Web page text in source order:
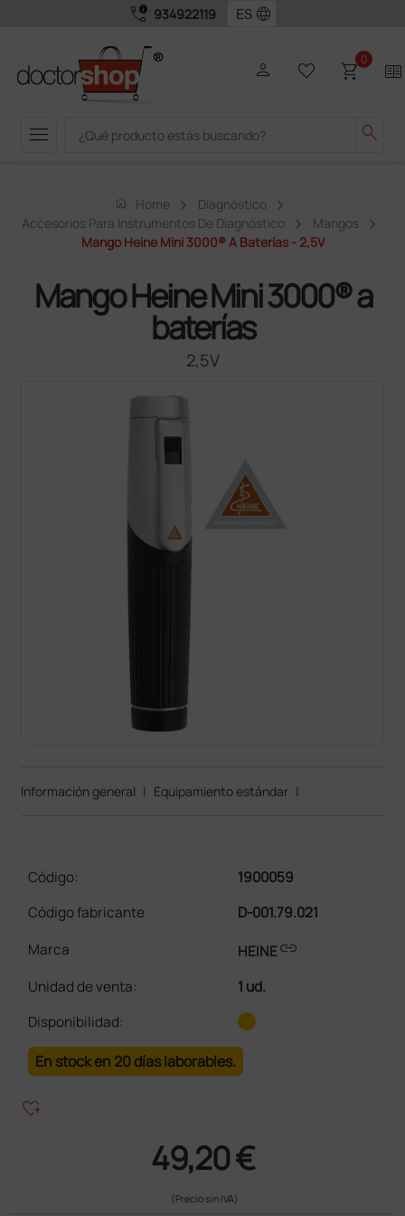
call_quality 934922119 language
menu search
person favorite_border shopping_cart0 two_pager
home Home
Diagnóstico
Accesorios Para Instrumentos De Diagnóstico
Mangos
Mango Heine Mini 3000® A Baterías - 2,5V
Mango Heine Mini 3000® a
baterías
2,5V
Información general | Equipamiento estándar |
Código:
1900059
Código fabricante
D-001.79.021
Marca
HEINElink
Unidad de venta:
1 ud.
Disponibilidad:
En stock en 20 días laborables.
heart_plus
49,20 €
(Precio sin IVA)